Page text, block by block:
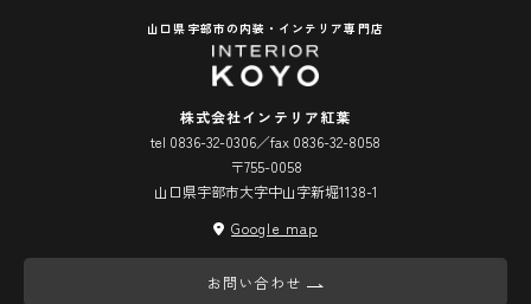
山口県宇部市の内装・インテリア専門店
株式会社インテリア紅葉
tel 0836-32-0306／fax 0836-32-8058
〒755-0058
山口県宇部市大字中山字新堀1138-1
Google map
お問い合わせ